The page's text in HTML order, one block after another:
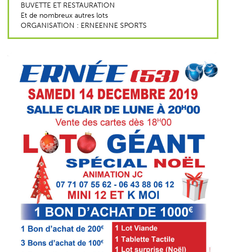
BUVETTE ET RESTAURATION
Et de nombreux autres lots
ORGANISATION : ERNEENNE SPORTS